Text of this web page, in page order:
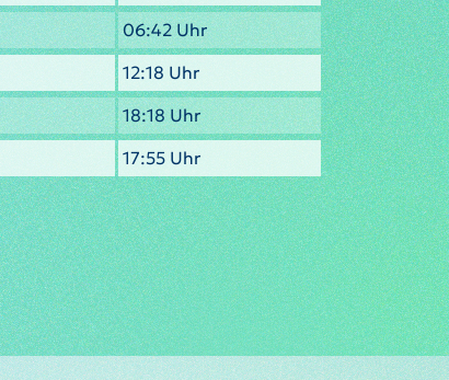
06:42 Uhr
12:18 Uhr
18:18 Uhr
17:55 Uhr